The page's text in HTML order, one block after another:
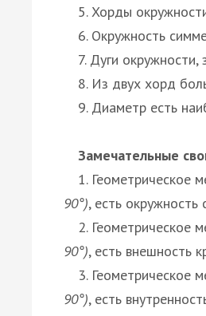
5. Хорды
6. Окружность
7. Дуги окружности,
8. Из двух хорд
9. Диаметр есть
Замечательные
1. Геометрическое
90°), есть
2. Геометрическое
90°), есть внешность
3. Геометрическое
90°), есть